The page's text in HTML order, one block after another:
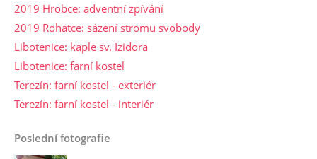
2019 Hrobce: adventní zpívání
2019 Rohatce: sázení stromu svobody
Libotenice: kaple sv. Izidora
Libotenice: farní kostel
Terezín: farní kostel - exteriér
Terezín: farní kostel - interiér
Poslední fotografie